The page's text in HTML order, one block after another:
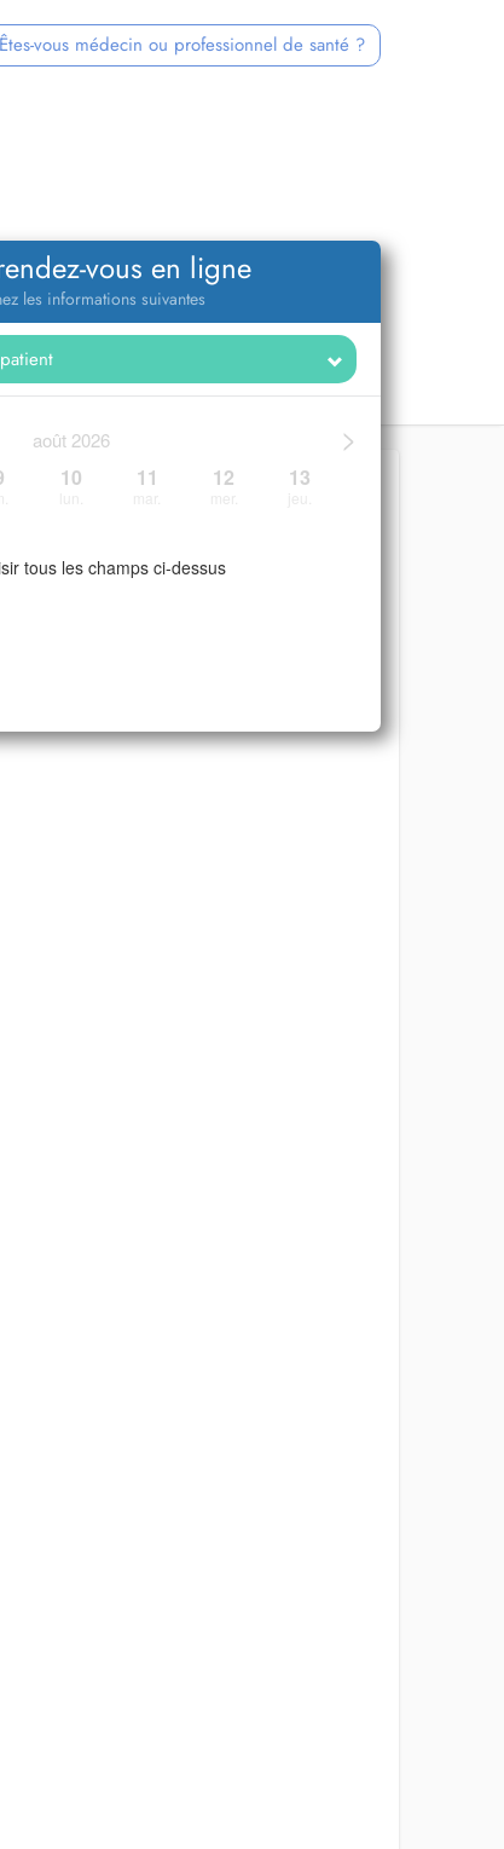
Êtes-vous médecin ou professionnel de santé ?
vous en ligne
les informations suivantes
>
août 2026
10 11 12 13
tous les champs ci-dessus